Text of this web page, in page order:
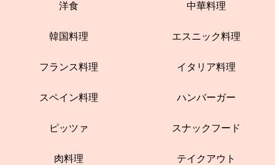
洋食 中華料理
韓国料理 エスニック料理
フランス料理 イタリア料理
スペイン料理 ハンバーガー
ピッツァ スナックフード
肉料理 テイクアウト